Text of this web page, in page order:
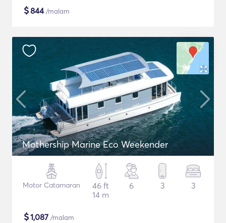
$844/malam
Mothership Marine Eco Weekender
Motor Catamaran
46 ft
14 m
6 3 3
$1,087 /malam